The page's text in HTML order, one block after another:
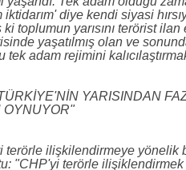
iktidarım' diye kendi siyasi
ki toplumun yarısını terörist
yaşatılmış olan ve
tek adam rejimini
YARISINDAN
OYNUYOR"
terörle ilişkilendirmeye yönelik
"CHP'yi terörle